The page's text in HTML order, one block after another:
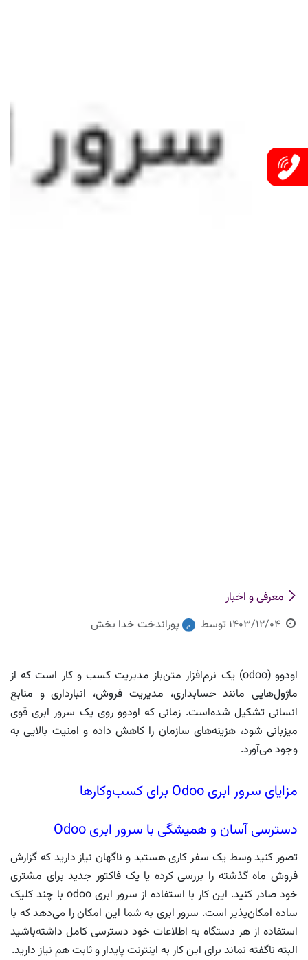
معرفی و اخبار
1403/12/04 توسط پوراندخت خدا بخش
اودوو (odoo) یک نرم‌افزار متن‌باز مدیریت کسب و کار است که از
ماژول‌هایی مانند حسابداری، مدیریت فروش، انبارداری و منابع
انسانی تشکیل شده‌است. زمانی که اودوو روی یک سرور ابری قوی
میزبانی شود، هزینه‌های سازمان را کاهش داده و امنیت بالایی به
وجود می‌آورد.
مزایای سرور ابری Odoo برای کسب‌وکارها
دسترسی آسان و همیشگی با سرور ابری Odoo
تصور کنید وسط یک سفر کاری هستید و ناگهان نیاز دارید که گزارش
فروش ماه گذشته را بررسی کرده یا یک فاکتور جدید برای مشتری
خود صادر کنید. این کار با استفاده از سرور ابری odoo با چند کلیک
ساده امکان‌پذیر است. سرور ابری به شما این امکان را می‌دهد که با
استفاده از هر دستگاه به اطلاعات خود دسترسی کامل داشته‌باشید
البته ناگفته نماند برای این کار به اینترنت پایدار و ثابت هم نیاز دارید.